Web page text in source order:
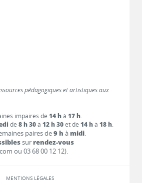
pédagogiques et artistiques aux
impaires de 14 hà 17 h.
de 8 h 30à 12 h 30et de 14 hà 18 h.
paires de9 h à midi.
sur rendez-vous
ou 03 68 00 12 12).
MENTIONS LÉGALES